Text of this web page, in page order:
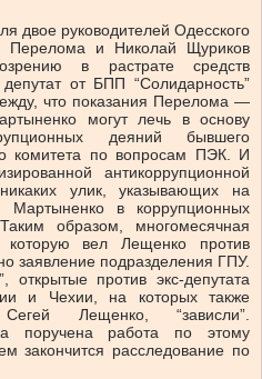
двое руководителей Одесского
Перелома и Николай Щуриков
в растрате средств
от БПП “Солидарность”
что показания Перелома —
могут лечь в основу
деяний бывшего
комитета по вопросам ПЭК. И
антикоррупционной
улик, указывающих на
Мартыненко в коррупционных
образом, многомесячная
которую вел Лещенко против
заявление подразделения ГПУ.
открытые против экс-депутата
и Чехии, на которых также
Лещенко, “зависли”.
поручена работа по этому
закончится расследование по